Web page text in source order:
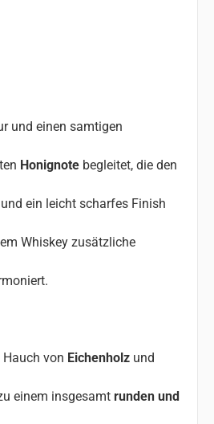
und einen samtigen
Honignote begleitet, die den
ein leicht scharfes Finish
Whiskey zusätzliche
von Eichenholz und
einem insgesamt runden und